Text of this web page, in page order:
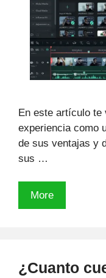
En este artículo te
experiencia como
de sus ventajas y
sus …
More🥇
Filmora
como
¿Cuanto